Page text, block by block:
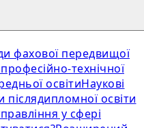
фахової передвищої
технічної
освітиНаукові
післядипломної освіти
у сфері